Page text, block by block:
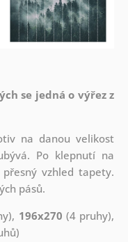
se jedná o výřez z
na danou velikost
Po klepnutí na
vzhled tapety.
pásů.
196x270 (4 pruhy),